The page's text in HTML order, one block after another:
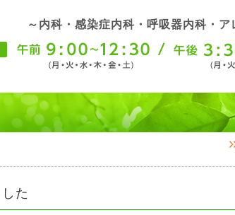
～内科・感染症内科・呼吸器内科・ア
た